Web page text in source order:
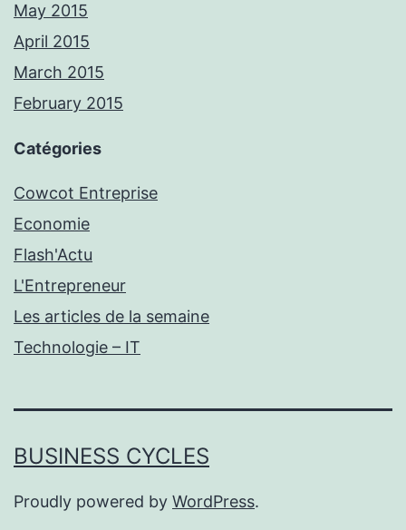
May 2015
April 2015
March 2015
February 2015
Catégories
Cowcot Entreprise
Economie
Flash'Actu
L'Entrepreneur
Les articles de la semaine
Technologie – IT
BUSINESS CYCLES
Proudly powered by WordPress.